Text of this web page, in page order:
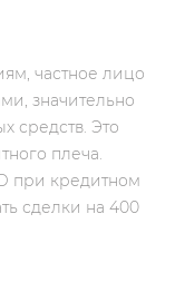
частное лицо
значительно
средств. Это
плеча.
при кредитном
сделки на 400